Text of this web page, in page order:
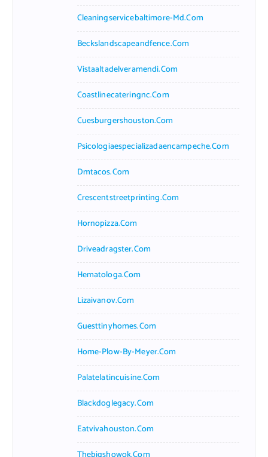
Cleaningservicebaltimore-Md.com
Beckslandscapeandfence.com
Vistaaltadelveramendi.com
Coastlinecateringnc.com
Cuesburgershouston.com
Psicologiaespecializadaencampeche.com
Dmtacos.com
Crescentstreetprinting.com
Hornopizza.com
Driveadragster.com
Hematologa.com
Lizaivanov.com
Guesttinyhomes.com
Home-Plow-By-Meyer.com
Palatelatincuisine.com
Blackdoglegacy.com
Eatvivahouston.com